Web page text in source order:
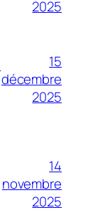
2025
15
décembre
2025
14
novembre
2025